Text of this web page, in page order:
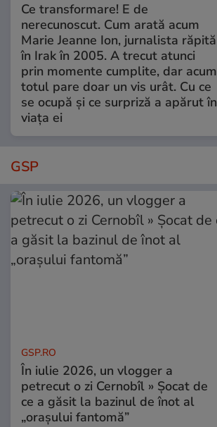
Ce transformare! E de
nerecunoscut. Cum arată acum
Marie Jeanne Ion, jurnalista răpită
în Irak în 2005. A trecut atunci
prin momente cumplite, dar acum
totul pare doar un vis urât. Cu ce
se ocupă și ce surpriză a apărut în
viața ei
GSP
GSP.RO
În iulie 2026, un vlogger a
petrecut o zi Cernobîl » Șocat de
ce a găsit la bazinul de înot al
„orașului fantomă”